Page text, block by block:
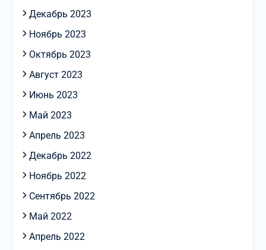
Декабрь 2023
Ноябрь 2023
Октябрь 2023
Август 2023
Июнь 2023
Май 2023
Апрель 2023
Декабрь 2022
Ноябрь 2022
Сентябрь 2022
Май 2022
Апрель 2022